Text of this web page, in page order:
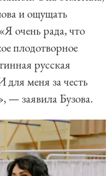
и ощущать
очень рада, что
плодотворное
русская
меня за честь
— заявила Бузова.